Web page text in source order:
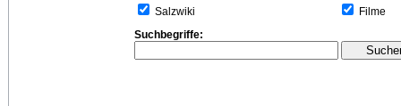
Salzwiki
Filme
Suchbegriffe: